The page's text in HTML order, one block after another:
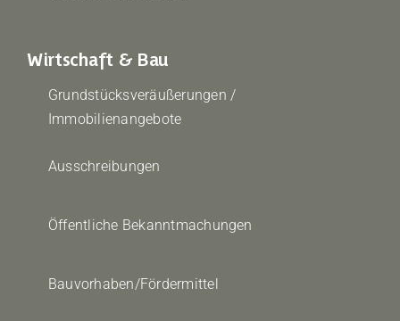
Wirtschaft & Bau
Grundstücksveräußerungen /
Immobilienangebote
Ausschreibungen
Öffentliche Bekanntmachungen
Bauvorhaben/Fördermittel